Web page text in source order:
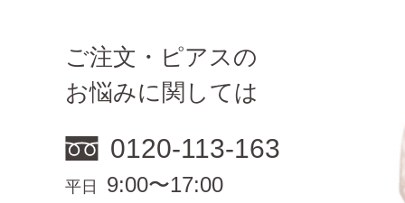
ご注文・ピアスの
お悩みに関しては
0120-113-163
平日 9:00〜17:00